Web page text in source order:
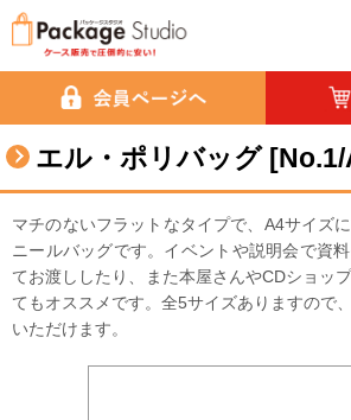
エル・ポリバッグ
マチのないフラットなタイプで、A4サイズ
ニールバッグです。イベントや説明会で資
てお渡ししたり、また本屋さんやCDショッ
てもオススメです。全5サイズありますので
いただけます。